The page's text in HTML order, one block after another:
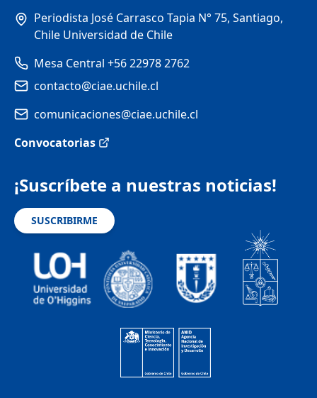
Periodista José Carrasco Tapia N° 75, Santiago,
Chile Universidad de Chile
Mesa Central +56 22978 2762
contacto@ciae.uchile.cl
comunicaciones@ciae.uchile.cl
Convocatorias
¡Suscríbete a nuestras noticias!
SUSCRIBIRME